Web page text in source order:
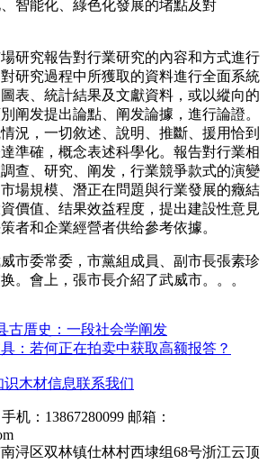
智能化、綠色化發展的堵點及對
究報告對行業研究的內容和方式進行
研究過程中所獲取的資料進行全面系統
表、統計結果及文獻資料，或以縱向的
阐发提出論點、阐发論據，進行論證。
況，一切敘述、說明、推斷、援用恰到
準確，概念表述科學化。報告對行業相
查、研究、阐发，行業競爭款式的演變
場規模、潛正在問題與行業發展的癥結
價值、结果效益程度，提出建設性意見
者和企業經營者供给參考依據。
委常委，市黨組成員、副市長張素珍
。會上，張市長介紹了武威市。。。
古厝史：一段社会学阐发
：若何正在拍卖中获取高额报答？
识木材信息联系我们
手机：13867280099 邮箱：
浔区双林镇仕林村西埭组68号浙江云顶